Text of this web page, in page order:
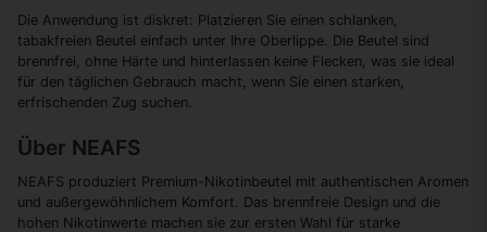
Die Anwendung ist diskret: Platzieren Sie einen schlanken,
tabakfreien Beutel einfach unter Ihre Oberlippe. Die Beutel sind
brennfrei, ohne Härte und hinterlassen keine Flecken, was sie ideal
für den täglichen Gebrauch macht, wenn Sie einen starken,
erfrischenden Zug suchen.
Über NEAFS
NEAFS produziert Premium-Nikotinbeutel mit authentischen Aromen
und außergewöhnlichem Komfort. Das brennfreie Design und die
hohen Nikotinwerte machen sie zur ersten Wahl für starke